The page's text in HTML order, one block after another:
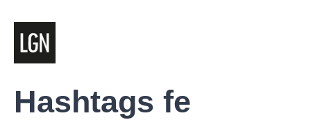
Hashtags fe